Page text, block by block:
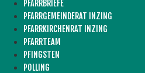
PFARRBRIEFE
PFARRGEMEINDERAT INZING
PFARRKIRCHENRAT INZING
PFARRTEAM
PFINGSTEN
POLLING